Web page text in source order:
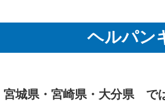
ヘルパン
宮城県・宮崎県・大分県 で